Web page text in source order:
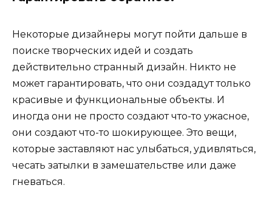
Некоторые дизайнеры могут пойти дальше в
поиске творческих идей и создать
действительно странный дизайн. Никто не
может гарантировать, что они создадут только
красивые и функциональные объекты. И
иногда они не просто создают что-то ужасное,
они создают что-то шокирующее. Это вещи,
которые заставляют нас улыбаться, удивляться,
чесать затылки в замешательстве или даже
гневаться.